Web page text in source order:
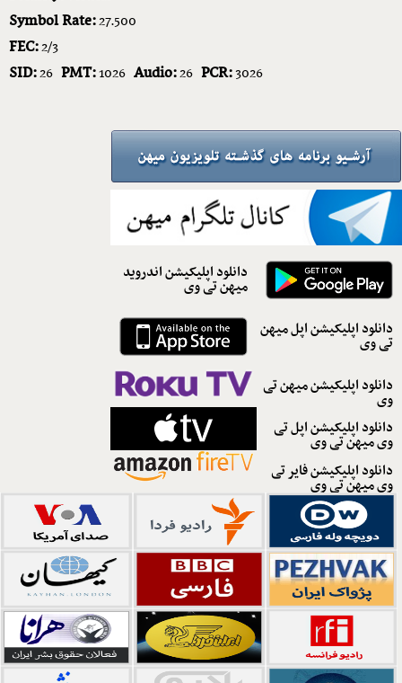
Symbol Rate:27.500
FEC:2/3
SID:26 PMT:1026 Audio:26 PCR:3026
دانلود اپلیکیشن اندروید
میهن تی وی
دانلود اپلیکیشن اپل میهن
تی وی
دانلود اپلیکیشن میهن تی
وی
دانلود اپلیکیشن اپل تی
وی میهن تی وی
دانلود اپلیکیشن فایر تی
وی میهن تی وی